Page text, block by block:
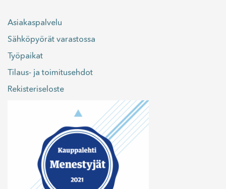
Asiakaspalvelu
Sähköpyörät varastossa
Työpaikat
Tilaus- ja toimitusehdot
Rekisteriseloste